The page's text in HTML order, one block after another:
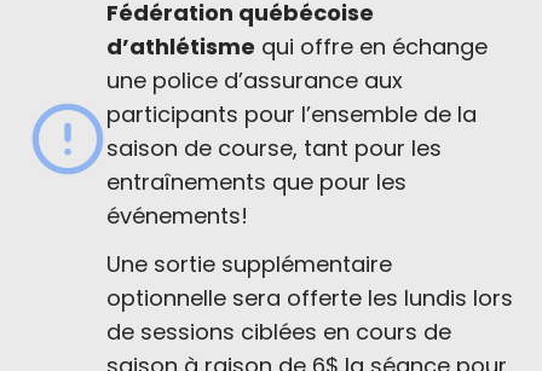
Fédération québécoise
d’athlétisme qui offre en échange
une police d’assurance aux
participants pour l’ensemble de la
saison de course, tant pour les
entraînements que pour les
événements!
Une sortie supplémentaire
optionnelle sera offerte les lundis lors
de sessions ciblées en cours de